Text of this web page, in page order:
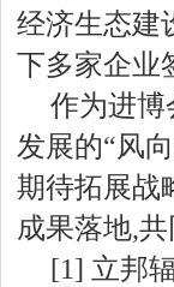
经济生态建
下多家企业
作为进博
发展的“风
期待拓展战
成果落地,共
[1] 立邦